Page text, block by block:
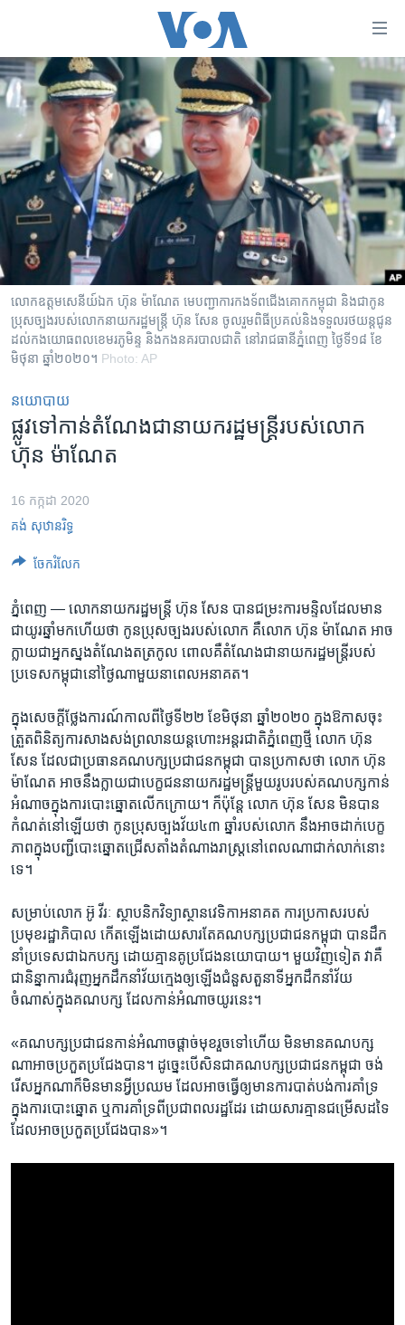
គេហទំព័រ​
ទាក់ទង
និង​
ចូល​
ទៅ​​
ទំព័រ​
ព័ត៌មាន​​
ម្តង
រំលង​
និង​
ចូល​
ទៅ​
រចនា
សម្ព័ន្ធ​
រំលង​
ចូល​
ទំព័រ​
រក
កម្ពុជា
អន្តរជាតិ
អាមេរិក
ហេឡូវីអូអេ
កម្ពុជាច្នៃប្រតិដ្ឋ
ព្រឹត្តិការណ៍ព័ត៌មាន
ទូរទស្សន៍ / វីដេអូ​
វិទ្យុ / ផតខាសថ៍
Khmer English
ភាសា
លោក​ឧត្តម​សេនីយ៍​ឯក ហ៊ុន ម៉ាណែត​ មេ​បញ្ជាការ​កង​ទ័ព​ជើង​គោក​កម្ពុជា​ និងជាកូន
ប្រុសច្បងរបស់លោកនាយករដ្ឋមន្ត្រី ហ៊ុន សែន ចូលរួមពិធីប្រគល់និងទទួលរថយន្តជូន
ដល់កងយោធពលខេមរភូមិន្ទ និងកងនគរបាលជាតិ នៅរាជធានីភ្នំពេញ ថ្ងៃទី១៨ ខែ
មិថុនា ឆ្នាំ២០២០។ Photo: AP
នយោបាយ
ផ្លូវ​ទៅ​កាន់​តំណែង​ជា​នាយក​រដ្ឋមន្ត្រី​របស់​លោក
ហ៊ុន ម៉ាណែត
16 កក្កដា 2020
គង់ សុឋានរិទ្ធ
ចែករំលែក
ភ្នំពេញ — លោក​នាយក​រដ្ឋមន្ត្រី ​ហ៊ុន សែន ​បាន​ជម្រះ​ការ​មន្ទិល​ដែល​មាន​
ជាយូរ​ឆ្នាំមក​ហើយ​ថា ​កូន​ប្រុស​ច្បង​របស់​លោក ​គឺ​លោក ​ហ៊ុន ម៉ាណែត ​អាច​
ក្លាយ​ជា​អ្នក​ស្នង​តំណែង​ត​ត្រកូល ពោលគឺ​តំណែង​ជា​នាយក​រដ្ឋមន្ត្រី​របស់​
ប្រទេស​កម្ពុជា​នៅ​ថ្ងៃណា​មួយ​នា​ពេល​អនាគត។​
ក្នុង​សេចក្តី​ថ្លែង​ការណ៍​កាល​ពី​ថ្ងៃ​ទី​២២ ​ខែ​មិថុនា ​ឆ្នាំ​២០២០ ​ក្នុង​ឱកាស​ចុះ​
ត្រួត​ពិនិត្យ​ការ​សាង​សង់​ព្រលាន​យន្ត​ហោះ​អន្តរជាតិ​ភ្នំពេញ​ថ្មី ​លោក ​ហ៊ុន
សែន ​ដែល​ជា​ប្រធាន​គណបក្ស​ប្រជាជន​កម្ពុជា​ បាន​ប្រកាស​ថា​ លោក​ ហ៊ុន
ម៉ាណែត​ អាច​នឹង​ក្លាយ​ជា​បេក្ខជន​នាយក​រដ្ឋមន្ត្រី​មួយ​រូប​របស់​គណបក្ស​កាន់​
អំណាច​ក្នុង​ការ​បោះ​ឆ្នោត​លើក​ក្រោយ។ ក៏​ប៉ុន្តែ​ លោក ​ហ៊ុន សែន​ មិន​បាន​
កំណត់​នៅ​ឡើយ​ថា ​កូន​ប្រុស​ច្បង​វ័យ​៤៣​ ឆ្នាំរបស់​លោក​ នឹង​អាច​ដាក់​បេក្ខ
ភាព​ក្នុង​បញ្ជី​បោះឆ្នោត​ជ្រើសតាំង​តំណាង​រាស្ត្រ​នៅ​ពេល​ណា​ជាក់​លាក់​នោះ​
ទេ។​
សម្រាប់លោក​ អ៊ូ វីរៈ ​ស្ថាបនិក​វិទ្យាស្ថាន​វេទិកា​អនាគត ​ការ​ប្រកាស​របស់​
ប្រមុខ​រដ្ឋាភិបាល​ កើត​ឡើង​ដោយសារ​តែ​គណបក្ស​ប្រជាជន​កម្ពុជា ​បាន​ដឹក​
នាំ​ប្រទេស​ជា​ឯក​បក្ស​ ដោយ​គ្មាន​គូ​ប្រជែង​នយោបាយ។ ​មួយ​វិញ​ទៀត វាគឺ​
ជា​និន្នាការ​ជំរុញ​អ្នក​ដឹក​នាំវ័យ​ក្មេង​ឲ្យ​ឡើង​ជំនួស​តួនាទី​អ្នក​ដឹកនាំ​វ័យ​
ចំណាស់​ក្នុង​គណបក្ស ​ដែល​កាន់​អំណាច​យូរ​នេះ។​
«គណបក្ស​ប្រជាជន​កាន់​អំណាច​ផ្តាច់​មុខ​រួច​ទៅ​ហើយ ​មិន​មាន​គណ​បក្ស​
ណា​អាច​ប្រកួត​ប្រជែង​បាន។ ​ដូច្នេះ​បើ​សិន​ជា​គណបក្ស​ប្រជាជន​កម្ពុជា ​ចង់​
រើស​អ្នក​ណា​ក៏​មិន​មាន​អ្វី​ប្រឈម ដែល​អាច​ធ្វើ​ឲ្យ​មាន​ការ​បាត់​បង់​ការ​គាំទ្រ​
ក្នុង​ការ​បោះ​ឆ្នោត​ ឬការ​គាំទ្រ​ពី​ប្រជា​ពល​រដ្ឋ​ដែរ​ ដោយសារ​គ្មាន​ជម្រើស​ដទៃ​
ដែល​អាច​ប្រកួត​ប្រជែង​បាន»។​